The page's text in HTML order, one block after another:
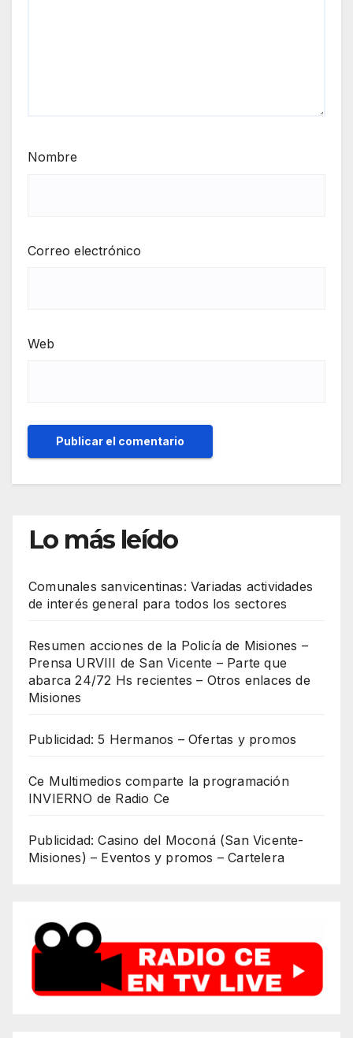
Nombre
Correo electrónico
Web
Lo más leído
Comunales sanvicentinas: Variadas actividades
de interés general para todos los sectores
Resumen acciones de la Policía de Misiones –
Prensa URVIII de San Vicente – Parte que
abarca 24/72 Hs recientes – Otros enlaces de
Misiones
Publicidad: 5 Hermanos – Ofertas y promos
Ce Multimedios comparte la programación
INVIERNO de Radio Ce
Publicidad: Casino del Moconá (San Vicente-
Misiones) – Eventos y promos – Cartelera